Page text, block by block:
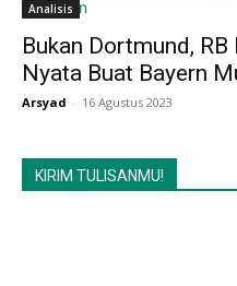
Analisis
Bukan Dortmund,
Nyata Buat Bayern
Arsyad - 16 Agustus 2023
KIRIM TULISANMU!